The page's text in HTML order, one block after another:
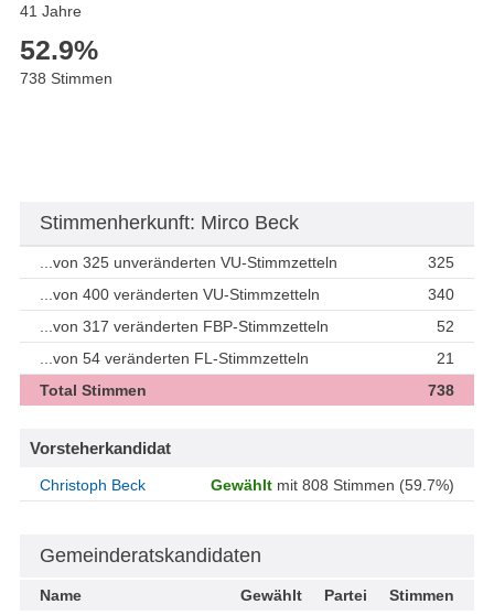
41 Jahre
52.9%
738 Stimmen
Stimmenherkunft: Mirco Beck
...von 325 unveränderten VU-Stimmzetteln
325
...von 400 veränderten VU-Stimmzetteln
340
...von 317 veränderten FBP-Stimmzetteln
52
...von 54 veränderten FL-Stimmzetteln
21
Total Stimmen
738
Vorsteherkandidat
Christoph Beck Gewählt mit 808 Stimmen (59.7%)
Gemeinderatskandidaten
Name Gewählt Partei Stimmen